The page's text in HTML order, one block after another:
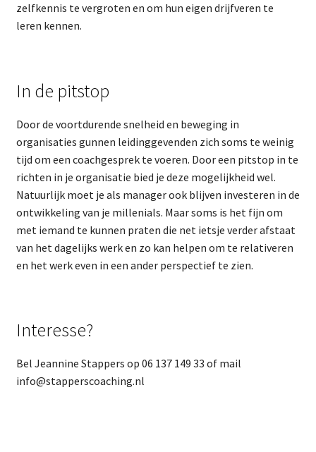
zelfkennis te vergroten en om hun eigen drijfveren te
leren kennen.
In de pitstop
Door de voortdurende snelheid en beweging in
organisaties gunnen leidinggevenden zich soms te weinig
tijd om een coachgesprek te voeren. Door een pitstop in te
richten in je organisatie bied je deze mogelijkheid wel.
Natuurlijk moet je als manager ook blijven investeren in de
ontwikkeling van je millenials. Maar soms is het fijn om
met iemand te kunnen praten die net ietsje verder afstaat
van het dagelijks werk en zo kan helpen om te relativeren
en het werk even in een ander perspectief te zien.
Interesse?
Bel Jeannine Stappers op 06 137 149 33 of mail
info@stapperscoaching.nl